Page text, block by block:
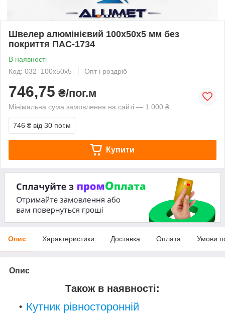
Швелер алюмінієвий 100х50х5 мм без
покриття ПАС-1734
В наявності
Код: 032_100х50х5
Опт і роздріб
746,75 ₴/пог.м
Мінімальна сума замовлення на сайті — 1 000 ₴
746 ₴ від 30 пог.м
Купити
Опис Характеристики Доставка Оплата Умови
Опис
Також в наявності:
Кутник рівносторонній